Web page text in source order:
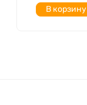
В корзину